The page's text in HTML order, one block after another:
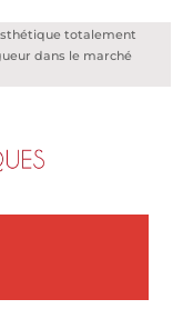
totalement
dans le marché